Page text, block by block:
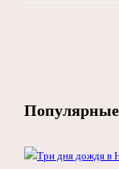
Популярные